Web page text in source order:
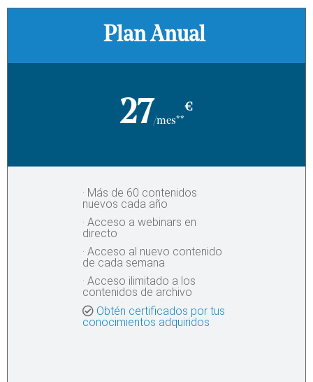
Plan Anual
27/mes**
€
· Más de 60 contenidos
nuevos cada año
· Acceso a webinars en
directo
· Acceso al nuevo contenido
de cada semana
· Acceso ilimitado a los
contenidos de archivo​
Obtén certificados por tus
conocimientos adquiridos